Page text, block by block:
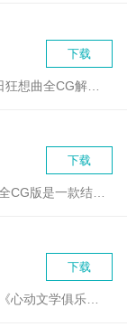
下载
冬日狂想曲全cg解锁简介 《冬日狂想曲全CG解锁》是一...
下载
监禁女王全CG版简介 监禁女王全CG版是一款结合了监禁...
下载
心动文学俱乐部全CG解锁简介 《心动文学俱乐部全CG解锁》...